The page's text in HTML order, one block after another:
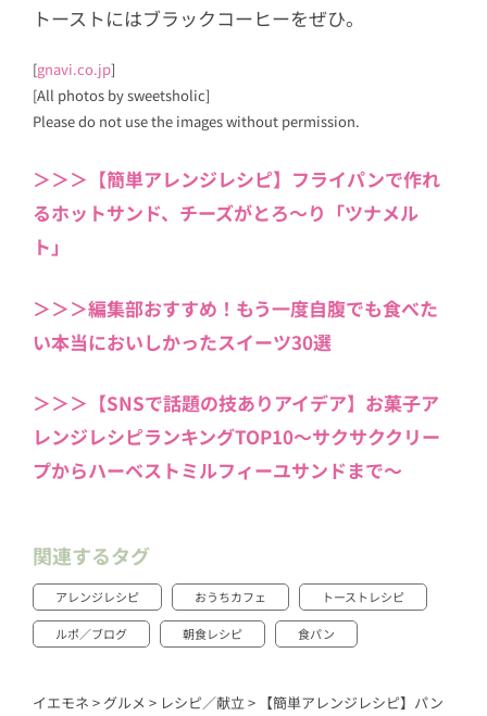
トーストにはブラックコーヒーをぜひ。
[gnavi.co.jp]
[All photos by sweetsholic]
Please do not use the images without permission.
＞＞＞【簡単アレンジレシピ】フライパンで作れ
るホットサンド、チーズがとろ〜り「ツナメル
ト」
＞＞＞編集部おすすめ！もう一度自腹でも食べた
い本当においしかったスイーツ30選
＞＞＞【SNSで話題の技ありアイデア】お菓子ア
レンジレシピランキングTOP10〜サクサククリー
プからハーベストミルフィーユサンドまで〜
関連するタグ
アレンジレシピ おうちカフェ トーストレシピ
ルポ／ブログ 朝食レシピ 食パン
イエモネ > グルメ > レシピ／献立 > 【簡単アレンジレシピ】パン